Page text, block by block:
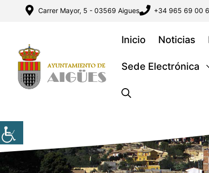
Carrer Mayor, 5 - 03569 Aigues +34 965 69 00
Inicio Noticias
Sede Electrónica